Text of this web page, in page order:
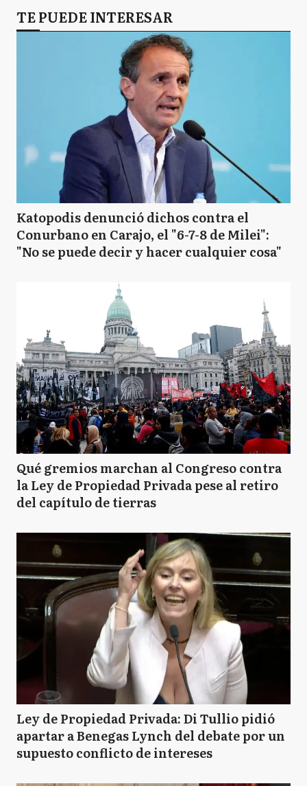
TE PUEDE INTERESAR
Katopodis denunció dichos contra el
Conurbano en Carajo, el "6-7-8 de Milei":
"No se puede decir y hacer cualquier cosa"
Qué gremios marchan al Congreso contra
la Ley de Propiedad Privada pese al retiro
del capítulo de tierras
Ley de Propiedad Privada: Di Tullio pidió
apartar a Benegas Lynch del debate por un
supuesto conflicto de intereses